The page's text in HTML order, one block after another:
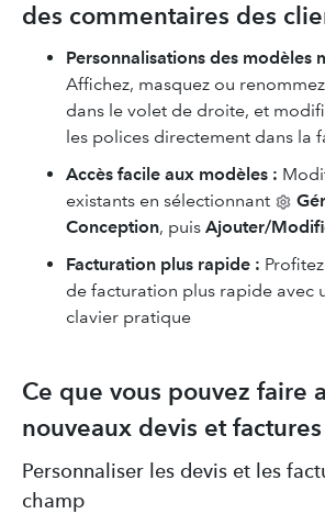
des commentaires des
Personnalisations des modèles
Affichez, masquez ou
dans le volet de droite, et
les polices directement dans la
Accès facile aux modèles :
existants en sélectionnant
Conception, puis Ajouter/
Facturation plus rapide :
de facturation plus rapide avec
clavier pratique
Ce que vous pouvez faire
nouveaux devis et factures
Personnaliser les devis et les
champ